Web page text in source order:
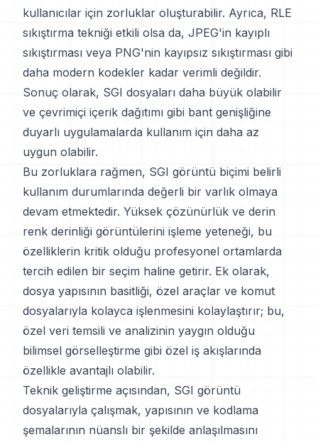
kullanıcılar için zorluklar oluşturabilir. Ayrıca, RLE
sıkıştırma tekniği etkili olsa da, JPEG'in kayıplı
sıkıştırması veya PNG'nin kayıpsız sıkıştırması gibi
daha modern kodekler kadar verimli değildir.
Sonuç olarak, SGI dosyaları daha büyük olabilir
ve çevrimiçi içerik dağıtımı gibi bant genişliğine
duyarlı uygulamalarda kullanım için daha az
uygun olabilir.
Bu zorluklara rağmen, SGI görüntü biçimi belirli
kullanım durumlarında değerli bir varlık olmaya
devam etmektedir. Yüksek çözünürlük ve derin
renk derinliği görüntülerini işleme yeteneği, bu
özelliklerin kritik olduğu profesyonel ortamlarda
tercih edilen bir seçim haline getirir. Ek olarak,
dosya yapısının basitliği, özel araçlar ve komut
dosyalarıyla kolayca işlenmesini kolaylaştırır; bu,
özel veri temsili ve analizinin yaygın olduğu
bilimsel görselleştirme gibi özel iş akışlarında
özellikle avantajlı olabilir.
Teknik geliştirme açısından, SGI görüntü
dosyalarıyla çalışmak, yapısının ve kodlama
şemalarının nüanslı bir şekilde anlaşılmasını